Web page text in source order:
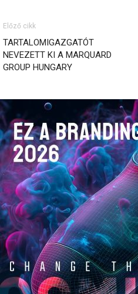
Előző cikk
TARTALOMIGAZGATÓT
NEVEZETT KI A MARQUARD
GROUP HUNGARY